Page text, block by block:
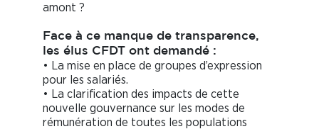
amont ?
Face à ce manque de transparence,
les élus CFDT ont demandé :
• La mise en place de groupes d’expression
pour les salariés.
• La clarification des impacts de cette
nouvelle gouvernance sur les modes de
rémunération de toutes les populations